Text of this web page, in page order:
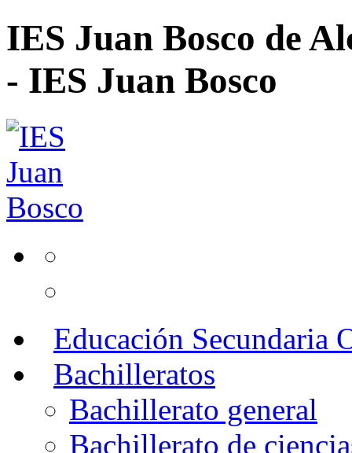
IES Juan Bosco de
- IES Juan Bosco
Educación Secundaria
Bachilleratos
Bachillerato general
Bachillerato de